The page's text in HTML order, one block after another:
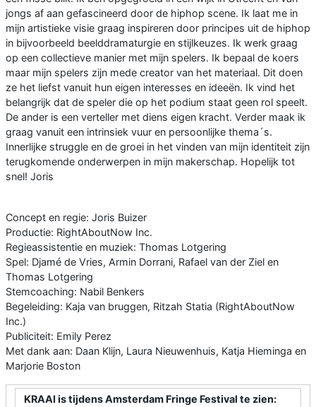
jongs af aan gefascineerd door de hiphop scene. Ik laat me in
mijn artistieke visie graag inspireren door principes uit de hiphop
in bijvoorbeeld beelddramaturgie en stijlkeuzes. Ik werk graag
op een collectieve manier met mijn spelers. Ik bepaal de koers
maar mijn spelers zijn mede creator van het materiaal. Dit doen
ze het liefst vanuit hun eigen interesses en ideeën. Ik vind het
belangrijk dat de speler die op het podium staat geen rol speelt.
De ander is een verteller met diens eigen kracht. Verder maak ik
graag vanuit een intrinsiek vuur en persoonlijke thema´s.
Innerlijke struggle en de groei in het vinden van mijn identiteit zijn
terugkomende onderwerpen in mijn makerschap. Hopelijk tot
snel! Joris
Concept en regie: Joris Buizer
Productie: RightAboutNow Inc.
Regieassistentie en muziek: Thomas Lotgering
Spel: Djamé de Vries, Armin Dorrani, Rafael van der Ziel en
Thomas Lotgering
Stemcoaching: Nabil Benkers
Begeleiding: Kaja van bruggen, Ritzah Statia (RightAboutNow
Inc.)
Publiciteit: Emily Perez
Met dank aan: Daan Klijn, Laura Nieuwenhuis, Katja Hieminga en
Marjorie Boston
KRAAI is tijdens Amsterdam Fringe Festival te zien: